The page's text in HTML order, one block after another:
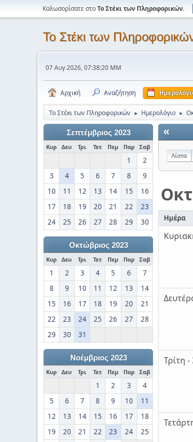
Καλωσορίσατε στοΤο Στέκι των Πληροφορικών.
Το Στέκι των
07 Αυγ 2026, 07:38:20 ΜΜ
Αρχική Αναζήτηση
Το Στέκι των Πληροφορικών ► Ημερολόγιο ►
Σεπτέμβριος 2023
Κυρ Δευ Τρι Τετ Πεμ Παρ Σαβ
1
2
3
4 5 6 7 8
9
10
11 12 13 14 15
16
17
18 19 20 21 22
23
24
25 26 27 28 29 30
Οκτώβριος 2023
Κυρ Δευ Τρι Τετ Πεμ Παρ Σαβ
1 2 3 4 5 6
7
8
9 10 11 12 13
14
15
16 17 18 19 20
21
22
23 24 25 26 27
28
29
30 31
Νοέμβριος 2023
Κυρ Δευ Τρι Τετ Πεμ Παρ Σαβ
1 2 3
4
5
6 7 8 9 10
11
12
13 14 15 16 17
18
19
20 21 22 23 24
25
«
Λίστα
Ημέρα
Τρίτη -